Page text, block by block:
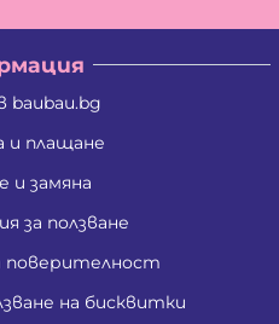
baubau.bg
и плащане
и замяна
за ползване
поверителност
на бисквитки